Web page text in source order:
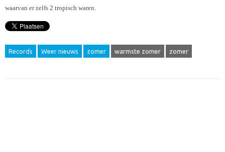
waarvan er zelfs 2 tropisch waren.
Records Weer nieuws zomer warmste zomer zomer